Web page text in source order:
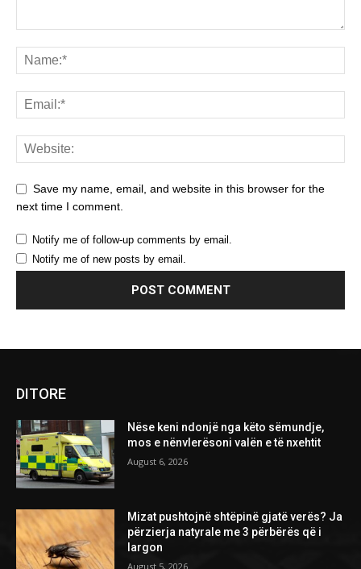
Save my name, email, and website in this browser for the
next time I comment.
Notify me of follow-up comments by email.
Notify me of new posts by email.
DITORE
Nëse keni ndonjë nga këto sëmundje,
mos e nënvlerësoni valën e të nxehtit
August 6, 2026
Mizat pushtojnë shtëpinë gjatë verës? Ja
përzierja natyrale me 3 përbërës që i
largon
August 5, 2026